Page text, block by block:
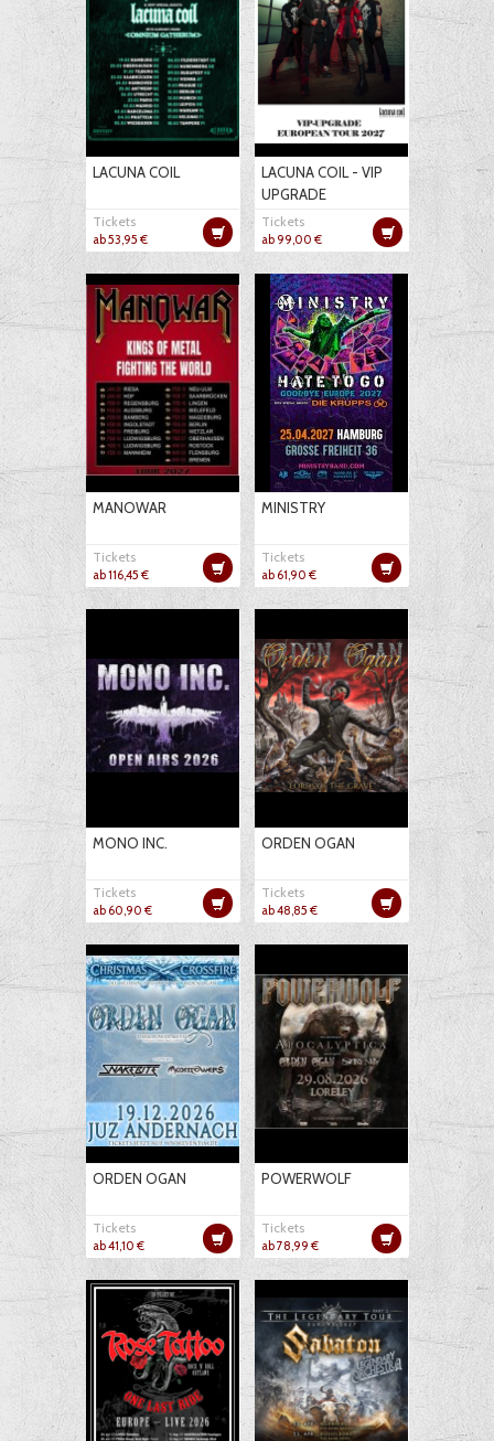
LACUNA COIL
Tickets
ab 53,95 €
LACUNA COIL - VIP
UPGRADE
Tickets
ab 99,00 €
MANOWAR
Tickets
ab 116,45 €
MINISTRY
Tickets
ab 61,90 €
MONO INC.
Tickets
ab 60,90 €
ORDEN OGAN
Tickets
ab 48,85 €
ORDEN OGAN
Tickets
ab 41,10 €
POWERWOLF
Tickets
ab 78,99 €